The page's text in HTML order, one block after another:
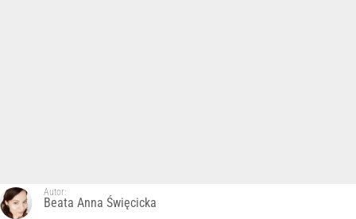
Autor:
Beata Anna Święcicka